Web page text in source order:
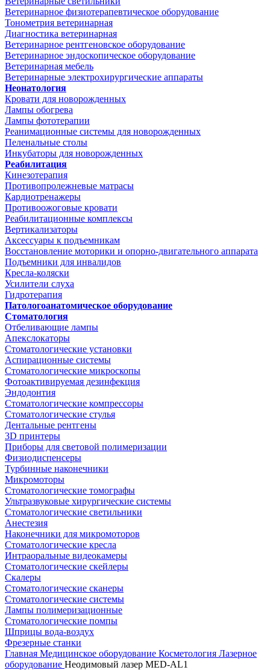
Ветеринарное физиотерапевтическое оборудование
Тонометрия ветеринарная
Диагностика ветеринарная
Ветеринарное рентгеновское оборудование
Ветеринарное эндоскопическое оборудование
Ветеринарная мебель
Ветеринарные электрохирургические аппараты
Неонатология
Кровати для новорожденных
Лампы обогрева
Лампы фототерапии
Реанимационные системы для новорожденных
Пеленальные столы
Инкубаторы для новорожденных
Реабилитация
Кинезотерапия
Противопролежневые матрасы
Кардиотренажеры
Противоожоговые кровати
Реабилитационные комплексы
Вертикализаторы
Аксессуары к подъемникам
Восстановление моторики и опорно-двигательного аппарата
Подъемники для инвалидов
Кресла-коляски
Усилители слуха
Гидротерапия
Патологоанатомическое оборудование
Стоматология
Отбеливающие лампы
Апекслокаторы
Стоматологические установки
Аспирационные системы
Стоматологические микроскопы
Фотоактивируемая дезинфекция
Эндодонтия
Стоматологические компрессоры
Стоматологические стулья
Дентальные рентгены
3D принтеры
Приборы для световой полимеризации
Физиодиспенсеры
Турбинные наконечники
Микромоторы
Стоматологические томографы
Ультразвуковые хирургические системы
Стоматологические светильники
Анестезия
Наконечники для микромоторов
Стоматологические кресла
Интраоральные видеокамеры
Стоматологические скейлеры
Скалеры
Стоматологические сканеры
Стоматологические системы
Лампы полимеризационные
Стоматологические помпы
Шприцы вода-воздух
Фрезерные станки
Главная Медицинское оборудование Косметология Лазерное
оборудование Неодимовый лазер MED-AL1